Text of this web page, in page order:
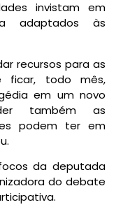
invistam em
adaptados às
recursos para as
ficar, todo mês,
em um novo
também as
podem ter em
da deputada
do debate